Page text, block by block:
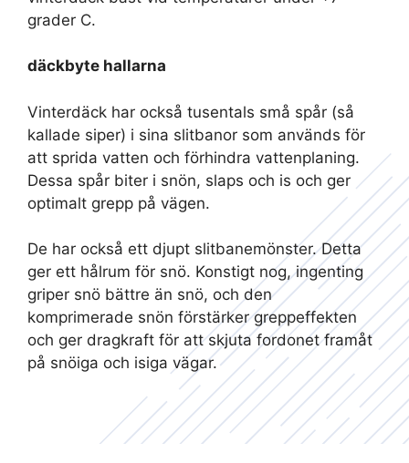
grader C.
däckbyte hallarna
Vinterdäck har också tusentals små spår (så
kallade siper) i sina slitbanor som används för
att sprida vatten och förhindra vattenplaning.
Dessa spår biter i snön, slaps och is och ger
optimalt grepp på vägen.
De har också ett djupt slitbanemönster. Detta
ger ett hålrum för snö. Konstigt nog, ingenting
griper snö bättre än snö, och den
komprimerade snön förstärker greppeffekten
och ger dragkraft för att skjuta fordonet framåt
på snöiga och isiga vägar.